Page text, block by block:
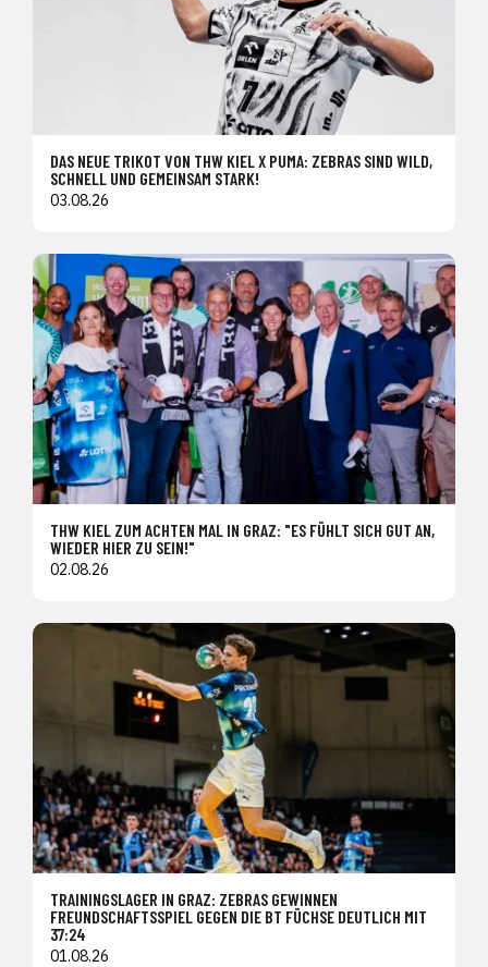
DAS NEUE TRIKOT VON THW KIEL X PUMA: ZEBRAS SIND WILD,
SCHNELL UND GEMEINSAM STARK!
03.08.26
THW KIEL ZUM ACHTEN MAL IN GRAZ: "ES FÜHLT SICH GUT AN,
WIEDER HIER ZU SEIN!"
02.08.26
TRAININGSLAGER IN GRAZ: ZEBRAS GEWINNEN
FREUNDSCHAFTSSPIEL GEGEN DIE BT FÜCHSE DEUTLICH MIT
37:24
01.08.26